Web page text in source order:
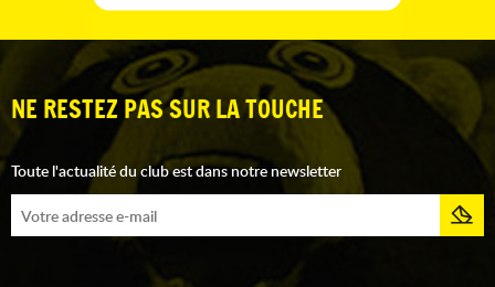
NE RESTEZ PAS SUR LA TOUCHE
Toute l'actualité du club est dans notre newsletter